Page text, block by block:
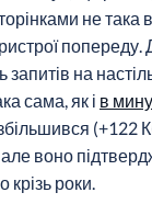
не така
запитів на
сама, як і в
(+122
воно
крізь роки.